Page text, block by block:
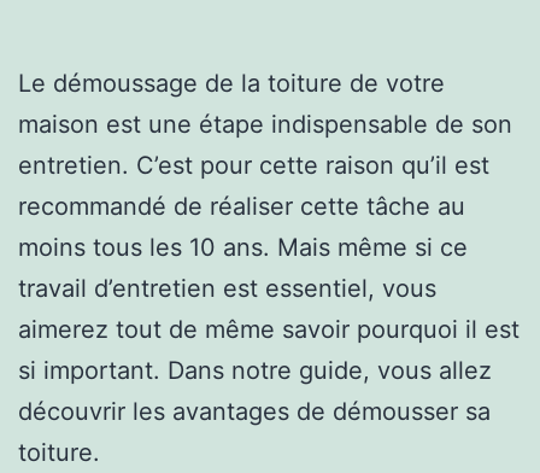
Le démoussage de la toiture de votre
maison est une étape indispensable de son
entretien. C’est pour cette raison qu’il est
recommandé de réaliser cette tâche au
moins tous les 10 ans. Mais même si ce
travail d’entretien est essentiel, vous
aimerez tout de même savoir pourquoi il est
si important. Dans notre guide, vous allez
découvrir les avantages de démousser sa
toiture.